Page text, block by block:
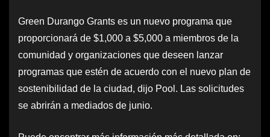
Green Durango Grants es un nuevo programa que
proporcionará de $1,000 a $5,000 a miembros de la
comunidad y organizaciones que deseen lanzar
programas que estén de acuerdo con el nuevo plan de
sostenibilidad de la ciudad, dijo Pool. Las solicitudes
se abrirán a mediados de junio.